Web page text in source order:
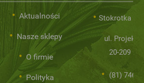
Aktualności
Nasze sklepy
O firmie
Polityka
Stokrotka
ul.
20-209
(81) 746